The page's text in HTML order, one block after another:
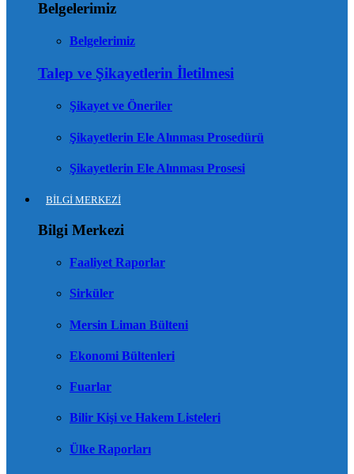
Belgelerimiz
Belgelerimiz
Talep ve Şikayetlerin İletilmesi
Şikayet ve Öneriler
Şikayetlerin Ele Alınması Prosedürü
Şikayetlerin Ele Alınması Prosesi
BİLGİ MERKEZİ
Bilgi Merkezi
Faaliyet Raporlar
Sirküler
Mersin Liman Bülteni
Ekonomi Bültenleri
Fuarlar
Bilir Kişi ve Hakem Listeleri
Ülke Raporları